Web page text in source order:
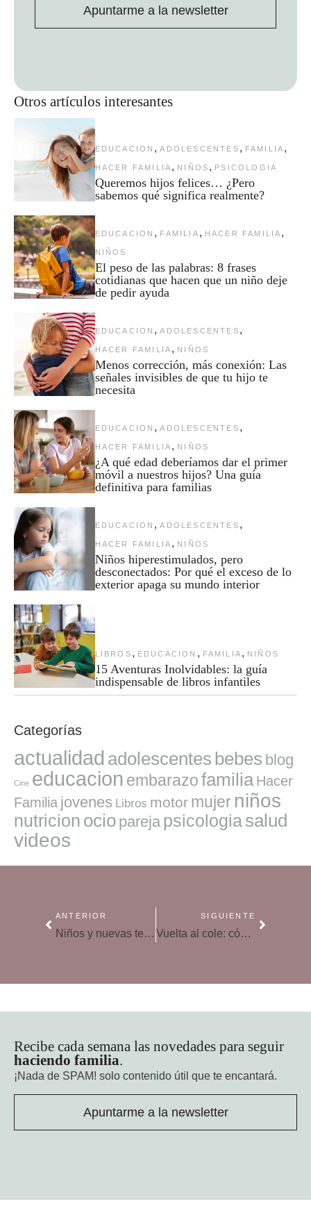
Otros artículos interesantes
EDUCACION , ADOLESCENTES , FAMILIA ,
HACER FAMILIA , NIÑOS , PSICOLOGIA
Queremos hijos felices… ¿Pero
sabemos qué significa realmente?
EDUCACION , FAMILIA , HACER FAMILIA ,
NIÑOS
El peso de las palabras: 8 frases
cotidianas que hacen que un niño deje
de pedir ayuda
EDUCACION , ADOLESCENTES ,
HACER FAMILIA , NIÑOS
Menos corrección, más conexión: Las
señales invisibles de que tu hijo te
necesita
EDUCACION , ADOLESCENTES ,
HACER FAMILIA , NIÑOS
¿A qué edad deberíamos dar el primer
móvil a nuestros hijos? Una guía
definitiva para familias
EDUCACION , ADOLESCENTES ,
HACER FAMILIA , NIÑOS
Niños hiperestimulados, pero
desconectados: Por qué el exceso de lo
exterior apaga su mundo interior
LIBROS , EDUCACION , FAMILIA , NIÑOS
15 Aventuras Inolvidables: la guía
indispensable de libros infantiles
Categorías
actualidad adolescentes bebes blog
Cine educacion embarazofamilia Hacer
Familia jovenes Libros motor mujer niños
nutricion ocio pareja psicologiasalud
videos
Apuntarme a la newsletter
ANTERIOR
Niños y nuevas tecnologías: una guía básica de uso y responsabilidades
SIGUIENTE
Vuelta al cole: cómo volver a ponerse los zapatos
Recibe cada semana las novedades para seguir
haciendo familia.
¡Nada de SPAM! solo contenido útil que te encantará.
Apuntarme a la newsletter